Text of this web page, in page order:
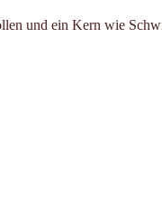
und ein Kern wie